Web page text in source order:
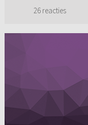
26 reacties